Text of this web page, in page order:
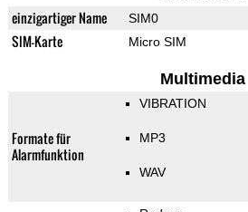
einzigartiger Name SIM0
SIM-Karte Micro SIM
Multimedia
Formate für
Alarmfunktion
VIBRATION
MP3
WAV